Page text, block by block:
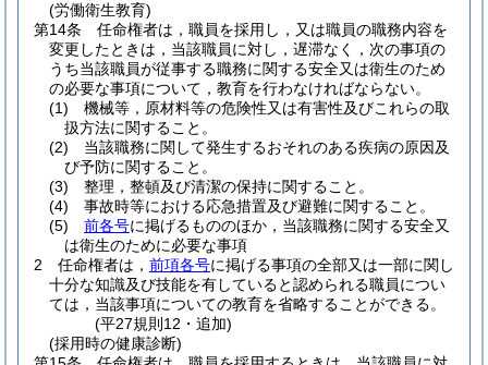
(労働衛生教育)
第14条
任命権者は，職員を採用し，又は職員の職務内容を
変更したときは，当該職員に対し，遅滞なく，次の事項の
うち当該職員が従事する職務に関する安全又は衛生のため
の必要な事項について，教育を行わなければならない。
(1)
機械等，原材料等の危険性又は有害性及びこれらの取
扱方法に関すること。
(2)
当該職務に関して発生するおそれのある疾病の原因及
び予防に関すること。
(3)
整理，整頓及び清潔の保持に関すること。
(4)
事故時等における応急措置及び避難に関すること。
(5)
前各号に掲げるもののほか，当該職務に関する安全又
は衛生のために必要な事項
2
任命権者は， 前項各号に掲げる事項の全部又は一部に関し
十分な知識及び技能を有していると認められる職員につい
ては，当該事項についての教育を省略することができる。
(平27規則12・追加)
(採用時の健康診断)